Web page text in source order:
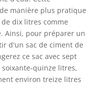
manière plus pratique
dix litres comme
Ainsi, pour préparer un
d'un sac de ciment de
ce sac avec sept
quinze litres,
environ treize litres